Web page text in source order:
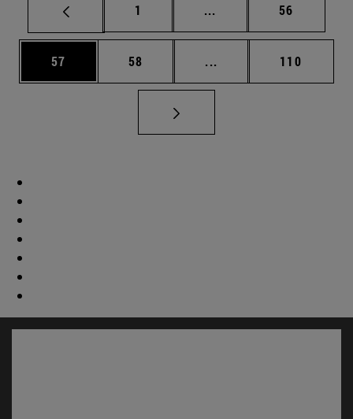
Página
1 ... Páginas intermedias
Página
56
Página
57 Página
58 ... Páginas intermedias
Página
110